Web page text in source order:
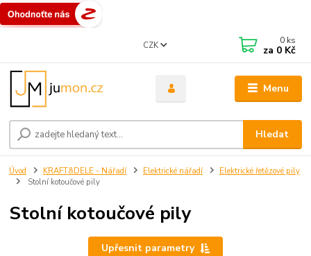
Menu
CZK
Hledat
0 ks
za 0 Kč
Úvod KRAFT&DELE - Nářadí Elektrické nářadí
Elektrické řetězové pily
Stolní kotoučové pily
Stolní kotoučové pily
Upřesnit parametry